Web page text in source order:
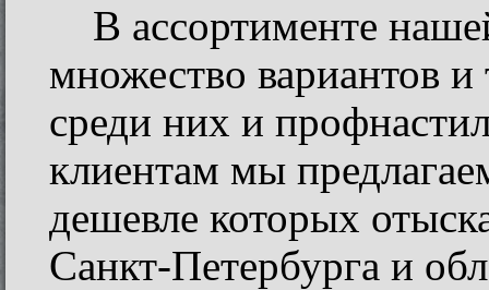
В ассортименте
множество вариантов
среди них и
клиентам мы
дешевле которых
Санкт-Петербурга и